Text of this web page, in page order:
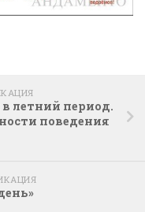
в летний период.
поведения